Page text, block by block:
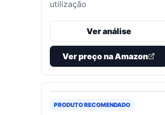
utilização
Ver análise
Ver preço na Amazon
PRODUTO RECOMENDADO